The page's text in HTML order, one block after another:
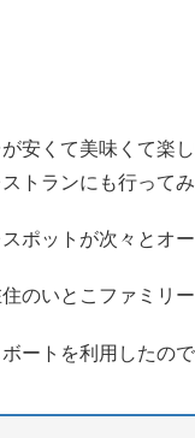
安くて美味くて楽
トランにも行ってみ
ポットが次々とオ
のいとこファミリ
ートを利用したの